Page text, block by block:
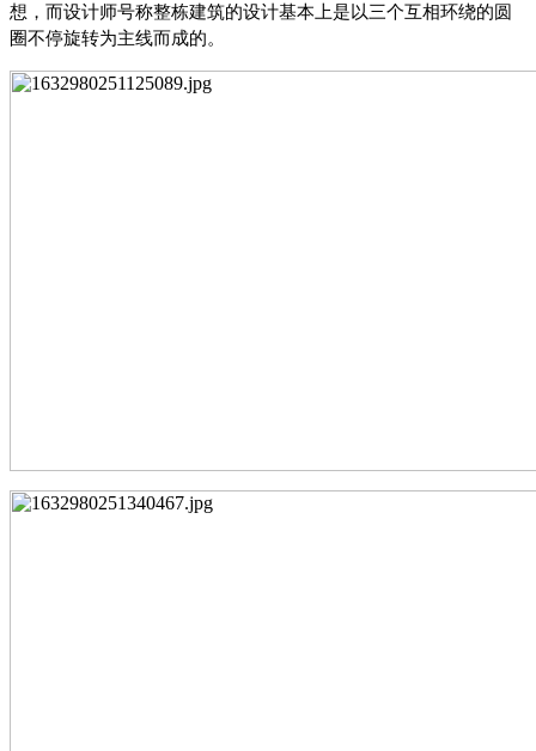
想，而设计师号称整栋建筑的设计基本上是以三个互相环绕的圆
圈不停旋转为主线而成的。